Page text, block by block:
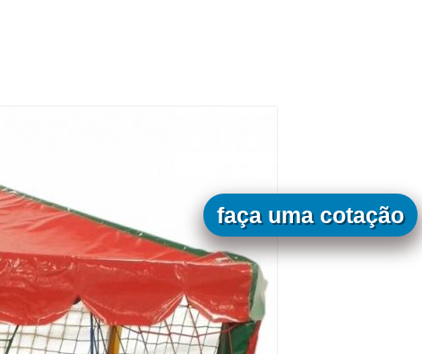
faça uma cotação